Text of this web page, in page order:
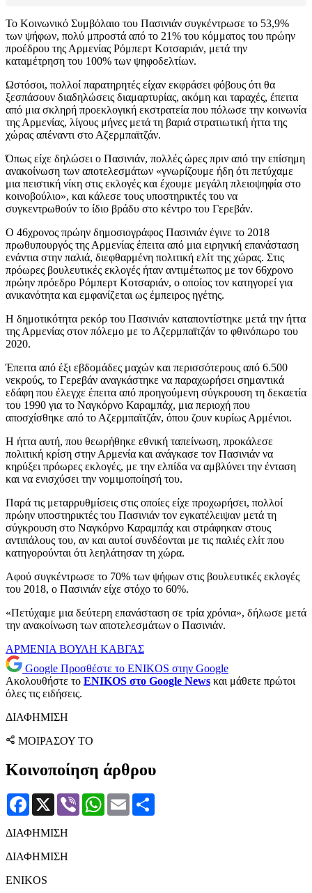
Το Κοινωνικό Συμβόλαιο του Πασινιάν συγκέντρωσε το 53,9%
των ψήφων, πολύ μπροστά από το 21% του κόμματος του πρώην
προέδρου της Αρμενίας Ρόμπερτ Κοτσαριάν, μετά την
καταμέτρηση του 100% των ψηφοδελτίων.
Ωστόσοι, πολλοί παρατηρητές είχαν εκφράσει φόβους ότι θα
ξεσπάσουν διαδηλώσεις διαμαρτυρίας, ακόμη και ταραχές, έπειτα
από μια σκληρή προεκλογική εκστρατεία που πόλωσε την κοινωνία
της Αρμενίας, λίγους μήνες μετά τη βαριά στρατιωτική ήττα της
χώρας απέναντι στο Αζερμπαϊτζάν.
Όπως είχε δηλώσει ο Πασινιάν, πολλές ώρες πριν από την επίσημη
ανακοίνωση των αποτελεσμάτων «γνωρίζουμε ήδη ότι πετύχαμε
μια πειστική νίκη στις εκλογές και έχουμε μεγάλη πλειοψηφία στο
κοινοβούλιο», και κάλεσε τους υποστηρικτές του να
συγκεντρωθούν το ίδιο βράδυ στο κέντρο του Γερεβάν.
Ο 46χρονος πρώην δημοσιογράφος Πασινιάν έγινε το 2018
πρωθυπουργός της Αρμενίας έπειτα από μια ειρηνική επανάσταση
ενάντια στην παλιά, διεφθαρμένη πολιτική ελίτ της χώρας. Στις
πρόωρες βουλευτικές εκλογές ήταν αντιμέτωπος με τον 66χρονο
πρώην πρόεδρο Ρόμπερτ Κοτσαριάν, ο οποίος τον κατηγορεί για
ανικανότητα και εμφανίζεται ως έμπειρος ηγέτης.
Η δημοτικότητα ρεκόρ του Πασινιάν καταποντίστηκε μετά την ήττα
της Αρμενίας στον πόλεμο με το Αζερμπαϊτζάν το φθινόπωρο του
2020.
Έπειτα από έξι εβδομάδες μαχών και περισσότερους από 6.500
νεκρούς, το Γερεβάν αναγκάστηκε να παραχωρήσει σημαντικά
εδάφη που έλεγχε έπειτα από προηγούμενη σύγκρουση τη δεκαετία
του 1990 για το Ναγκόρνο Καραμπάχ, μια περιοχή που
αποσχίσθηκε από το Αζερμπαϊτζάν, όπου ζουν κυρίως Αρμένιοι.
Η ήττα αυτή, που θεωρήθηκε εθνική ταπείνωση, προκάλεσε
πολιτική κρίση στην Αρμενία και ανάγκασε τον Πασινιάν να
κηρύξει πρόωρες εκλογές, με την ελπίδα να αμβλύνει την ένταση
και να ενισχύσει την νομιμοποίησή του.
Παρά τις μεταρρυθμίσεις στις οποίες είχε προχωρήσει, πολλοί
πρώην υποστηρικτές του Πασινιάν τον εγκατέλειψαν μετά τη
σύγκρουση στο Ναγκόρνο Καραμπάχ και στράφηκαν στους
αντιπάλους του, αν και αυτοί συνδέονται με τις παλιές ελίτ που
κατηγορούνται ότι λεηλάτησαν τη χώρα.
Αφού συγκέντρωσε το 70% των ψήφων στις βουλευτικές εκλογές
του 2018, ο Πασινιάν είχε στόχο το 60%.
«Πετύχαμε μια δεύτερη επανάσταση σε τρία χρόνια», δήλωσε μετά
την ανακοίνωση των αποτελεσμάτων ο Πασινιάν.
ΑΡΜΕΝΙΑ ΒΟΥΛΗ ΚΑΒΓΑΣ
Google Προσθέστε το ENIKOS στην Google
Ακολουθήστε το ENIKOS στο Google News και μάθετε πρώτοι
όλες τις ειδήσεις.
ΔΙΑΦΗΜΙΣΗ
ΜΟΙΡΑΣΟΥ ΤΟ
Κοινοποίηση άρθρου
Facebook
X Viber WhatsApp
Email
ΔΙΑΦΗΜΙΣΗ
ΔΙΑΦΗΜΙΣΗ
ENIKOS